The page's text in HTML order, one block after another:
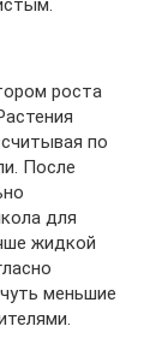
роста
по
После
для
жидкой
меньшие